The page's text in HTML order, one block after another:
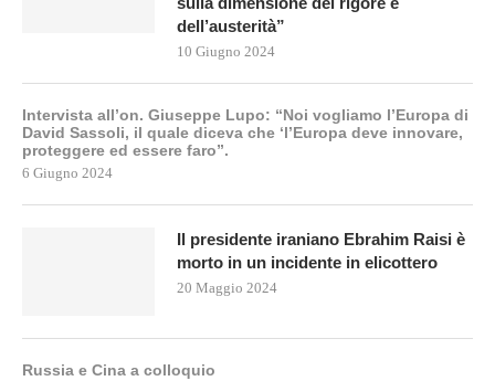
dell’austerità”
10 Giugno 2024
Intervista all’on. Giuseppe Lupo: “Noi vogliamo l’Europa di
David Sassoli, il quale diceva che ‘l’Europa deve innovare,
proteggere ed essere faro”.
6 Giugno 2024
Il presidente iraniano Ebrahim Raisi è
morto in un incidente in elicottero
20 Maggio 2024
Russia e Cina a colloquio